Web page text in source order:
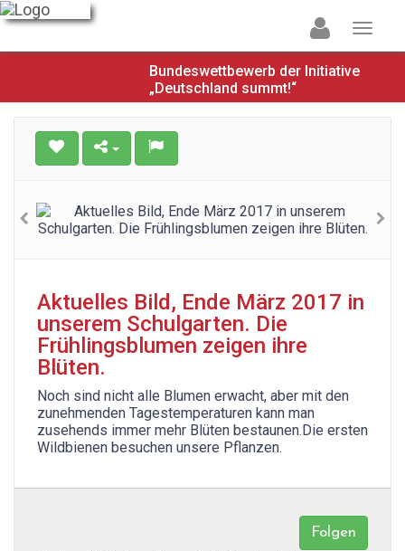
Bundeswettbewerb der Initiative
„Deutschland summt!“
Aktuelles Bild, Ende März 2017 in
unserem Schulgarten. Die
Frühlingsblumen zeigen ihre
Blüten.
Noch sind nicht alle Blumen erwacht, aber mit den
zunehmenden Tagestemperaturen kann man
zusehends immer mehr Blüten bestaunen.Die ersten
Wildbienen besuchen unsere Pflanzen.
Folgen